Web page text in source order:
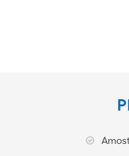
AHEGC 474914A